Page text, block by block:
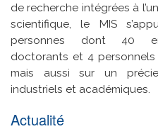
de recherche intégrées à
scientifique, le MIS
personnes dont 40
doctorants et 4
mais aussi sur un
industriels et académiques.
Actualité